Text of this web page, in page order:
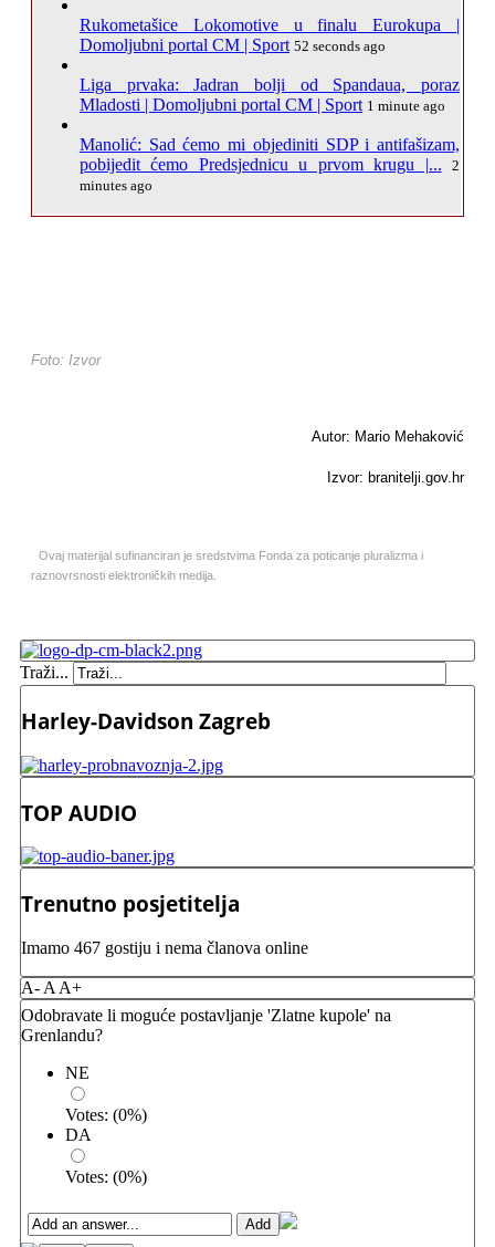
Rukometašice Lokomotive u finalu Eurokupa |
Domoljubni portal CM | Sport 52 seconds ago
Liga prvaka: Jadran bolji od Spandaua, poraz
Mladosti | Domoljubni portal CM | Sport 1 minute ago
Manolić: Sad ćemo mi objediniti SDP i antifašizam,
pobijedit ćemo Predsjednicu u prvom krugu |...
2
minutes ago
Foto: Izvor
Autor: Mario Mehaković
Izvor: branitelji.gov.hr
Ovaj materijal sufinanciran je sredstvima Fonda za poticanje pluralizma i
raznovrsnosti elektroničkih medija.
Traži...
Harley-Davidson Zagreb
TOP AUDIO
Trenutno posjetitelja
Imamo 467 gostiju i nema članova online
A- A A+
Odobravate li moguće postavljanje 'Zlatne kupole' na
Grenlandu?
NE
Votes: (0%)
DA
Votes: (0%)